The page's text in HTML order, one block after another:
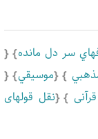
سر دل مانده
موسيقي
نقل قولهای